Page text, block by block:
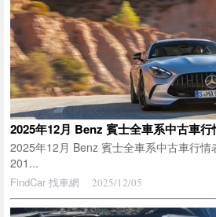
2025年12月 Benz 賓士全車系中古車行
2025年12月 Benz 賓士全車系中古車行
201...
FindCar 找車網 2025/12/05